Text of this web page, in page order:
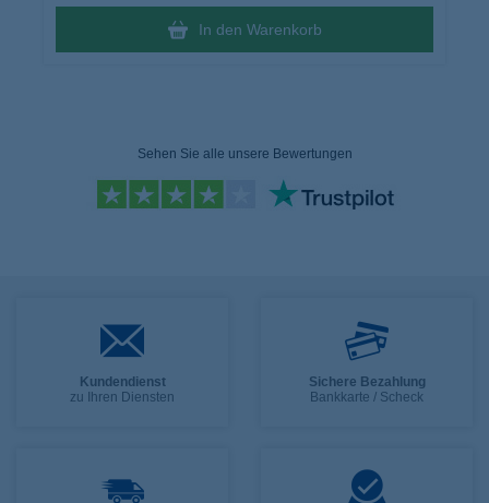
In den Warenkorb
Sehen Sie alle unsere Bewertungen
Kundendienst
zu Ihren Diensten
Sichere Bezahlung
Bankkarte / Scheck